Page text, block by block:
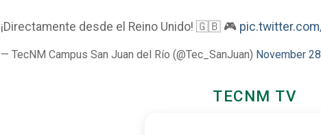
¡Directamente desde el Reino Unido! 🇬🇧 🎮
— TecNM Campus San Juan del Río (@Tec_SanJuan) November
TECNM TV